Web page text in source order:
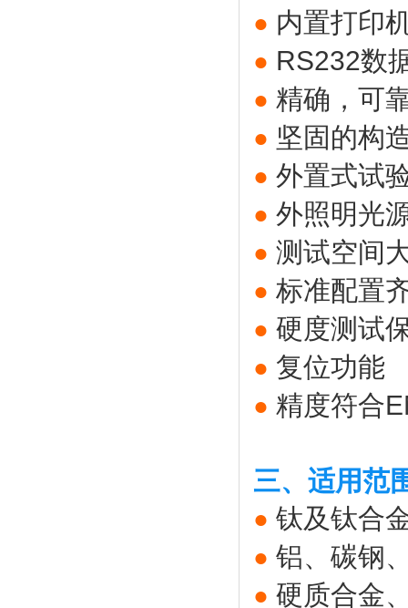
● 内置打印
● RS232数
● 精确，可
● 坚固的构
● 外置式试
● 外照明光
● 测试空间
● 标准配置
● 硬度测试
● 复位功能
● 精度符合
三、适用范
● 钛及钛合
● 铝、碳钢
● 硬质合金